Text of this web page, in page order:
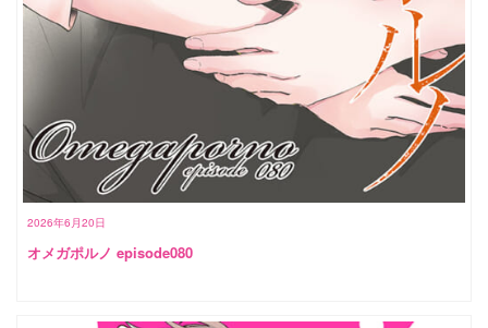
2026年6月20日
オメガポルノ episode080